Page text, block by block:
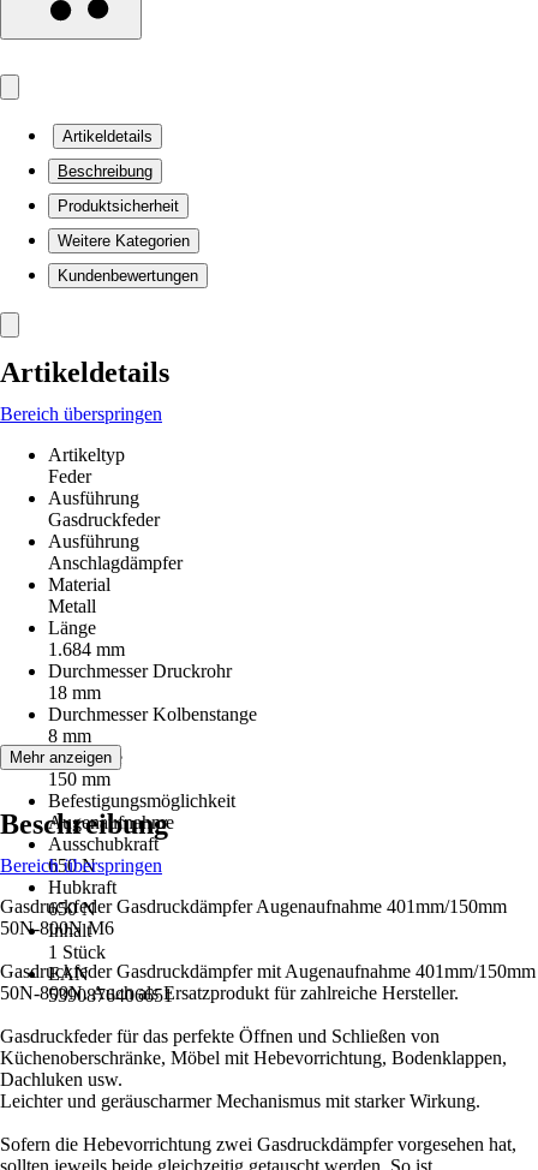
Artikeldetails
Beschreibung
Produktsicherheit
Weitere Kategorien
Kundenbewertungen
Artikeldetails
Bereich überspringen
Artikeltyp
Feder
Ausführung
Gasdruckfeder
Ausführung
Anschlagdämpfer
Material
Metall
Länge
1.684 mm
Durchmesser Druckrohr
18 mm
Durchmesser Kolbenstange
8 mm
Hublänge
150 mm
Befestigungsmöglichkeit
Augenaufnahme
Ausschubkraft
650 N
Hubkraft
650 N
Inhalt
1 Stück
EAN
5390876406651
Mehr anzeigen
Beschreibung
Bereich überspringen
Gasdruckfeder Gasdruckdämpfer Augenaufnahme 401mm/150mm
50N-800N M6
Gasdruckfeder Gasdruckdämpfer mit Augenaufnahme 401mm/150mm
50N-800N. Auch als Ersatzprodukt für zahlreiche Hersteller.
Gasdruckfeder für das perfekte Öffnen und Schließen von
Küchenoberschränke, Möbel mit Hebevorrichtung, Bodenklappen,
Dachluken usw.
Leichter und geräuscharmer Mechanismus mit starker Wirkung.
Sofern die Hebevorrichtung zwei Gasdruckdämpfer vorgesehen hat,
sollten jeweils beide gleichzeitig getauscht werden. So ist